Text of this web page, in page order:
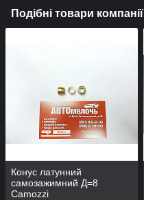
Подібні товари компанії
Конус латунний
самозажимний Д=8
Camozzi